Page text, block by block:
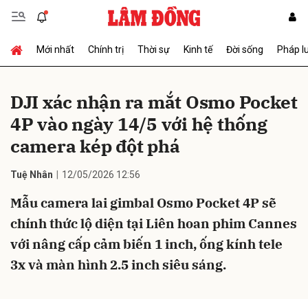
Mới nhất Chính trị Thời sự Kinh tế Đời sống Pháp
DJI xác nhận ra mắt Osmo Pocket
4P vào ngày 14/5 với hệ thống
camera kép đột phá
Tuệ Nhân 12/05/2026 12:56
Mẫu camera lai gimbal Osmo Pocket 4P sẽ
chính thức lộ diện tại Liên hoan phim Cannes
với nâng cấp cảm biến 1 inch, ống kính tele
3x và màn hình 2.5 inch siêu sáng.
Gửi bình luận
Hủy Gửi